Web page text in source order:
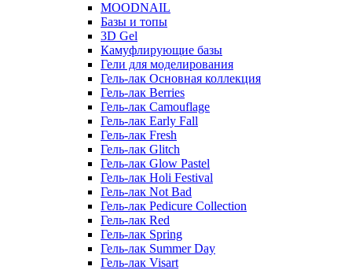
MOODNAIL
Базы и топы
3D Gel
Камуфлирующие базы
Гели для моделирования
Гель-лак Основная коллекция
Гель-лак Berries
Гель-лак Camouflage
Гель-лак Early Fall
Гель-лак Fresh
Гель-лак Glitch
Гель-лак Glow Pastel
Гель-лак Holi Festival
Гель-лак Not Bad
Гель-лак Pedicure Collection
Гель-лак Red
Гель-лак Spring
Гель-лак Summer Day
Гель-лак Visart